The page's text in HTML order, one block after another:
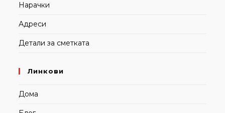
Нарачки
Адреси
Детали за сметката
Линкови
Дома